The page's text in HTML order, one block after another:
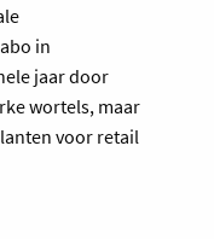
in
jaar door
wortels, maar
voor retail